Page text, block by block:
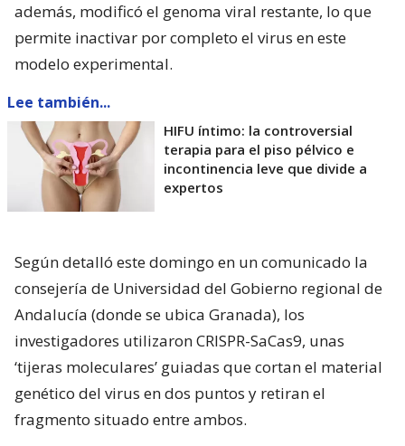
además, modificó el genoma viral restante, lo que
permite inactivar por completo el virus en este
modelo experimental.
Lee también...
HIFU íntimo: la controversial
terapia para el piso pélvico e
incontinencia leve que divide a
expertos
Según detalló este domingo en un comunicado la
consejería de Universidad del Gobierno regional de
Andalucía (donde se ubica Granada), los
investigadores utilizaron CRISPR-SaCas9, unas
‘tijeras moleculares’ guiadas que cortan el material
genético del virus en dos puntos y retiran el
fragmento situado entre ambos.